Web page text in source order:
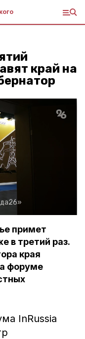
край на
примет
в третий раз.
края
форуме
InRussia